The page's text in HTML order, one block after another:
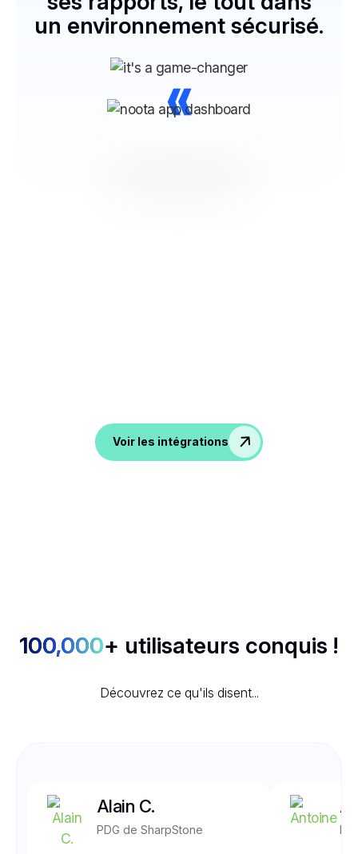
un environnement sécurisé.
»
Voir les intégrations
100,000+ utilisateurs conquis !
Découvrez ce qu'ils disent...
Alain C.
PDG de SharpStone